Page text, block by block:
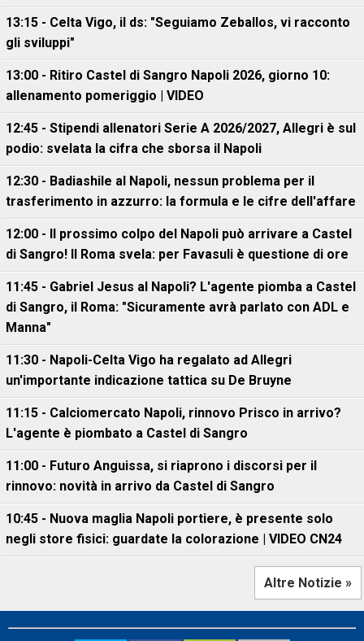
13:15 - Celta Vigo, il ds: "Seguiamo Zeballos, vi racconto
gli sviluppi"
13:00 - Ritiro Castel di Sangro Napoli 2026, giorno 10:
allenamento pomeriggio | VIDEO
12:45 - Stipendi allenatori Serie A 2026/2027, Allegri è sul
podio: svelata la cifra che sborsa il Napoli
12:30 - Badiashile al Napoli, nessun problema per il
trasferimento in azzurro: la formula e le cifre dell'affare
12:00 - Il prossimo colpo del Napoli può arrivare a Castel
di Sangro! Il Roma svela: per Favasuli è questione di ore
11:45 - Gabriel Jesus al Napoli? L'agente piomba a Castel
di Sangro, il Roma: "Sicuramente avrà parlato con ADL e
Manna"
11:30 - Napoli-Celta Vigo ha regalato ad Allegri
un'importante indicazione tattica su De Bruyne
11:15 - Calciomercato Napoli, rinnovo Prisco in arrivo?
L'agente è piombato a Castel di Sangro
11:00 - Futuro Anguissa, si riaprono i discorsi per il
rinnovo: novità in arrivo da Castel di Sangro
10:45 - Nuova maglia Napoli portiere, è presente solo
negli store fisici: guardate la colorazione | VIDEO CN24
Altre Notizie »